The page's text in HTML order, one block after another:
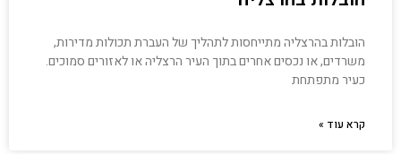
הובלות בהרצליה מתייחסות לתהליך של העברת תכולות מדירות,
משרדים, או נכסים אחרים בתוך העיר הרצליה או לאזורים סמוכים.
כעיר מתפתחת
קרא עוד »